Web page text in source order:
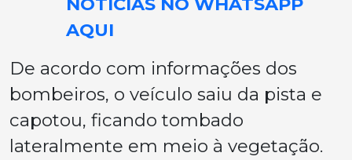
AQUI
De acordo com informações dos
bombeiros, o veículo saiu da pista e
capotou, ficando tombado
lateralmente em meio à vegetação.